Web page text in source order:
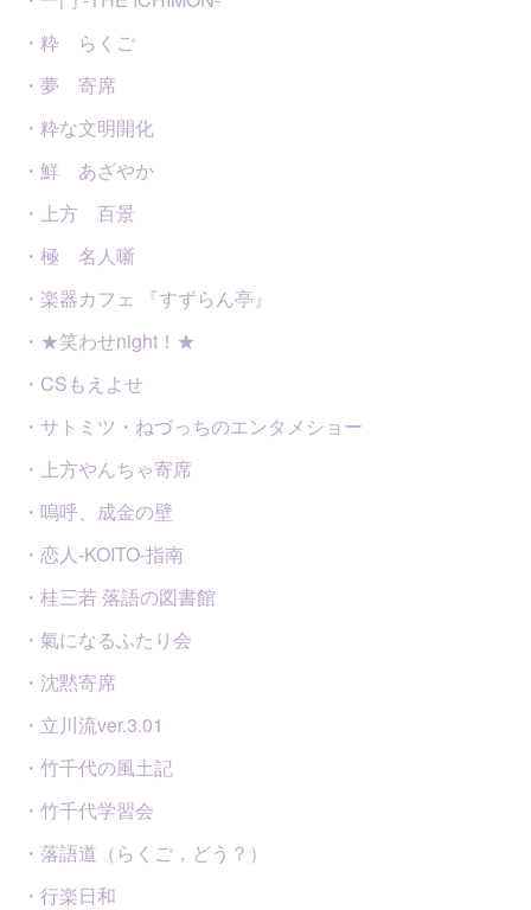
・粋 らくご
・夢 寄席
・粋な文明開化
・鮮 あざやか
・上方 百景
・極 名人噺
・楽器カフェ 『すずらん亭』
・★笑わせnight！★
・CSもえよせ
・サトミツ・ねづっちのエンタメショー
・上方やんちゃ寄席
・嗚呼、成金の壁
・恋人-KOITO-指南
・桂三若 落語の図書館
・氣になるふたり会
・沈黙寄席
・立川流ver.3.01
・竹千代の風土記
・竹千代学習会
・落語道（らくご，どう？）
・行楽日和